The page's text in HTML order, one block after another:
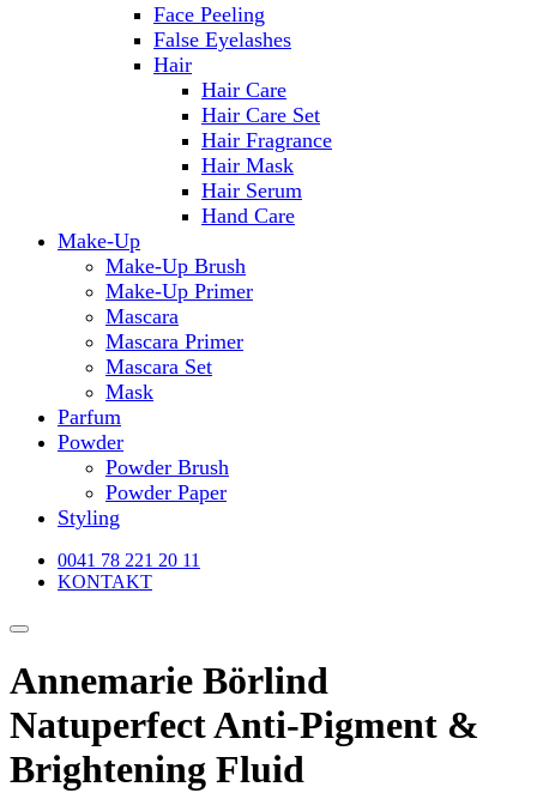
Face Peeling
False Eyelashes
Hair
Hair Care
Hair Care Set
Hair Fragrance
Hair Mask
Hair Serum
Hand Care
Make-Up
Make-Up Brush
Make-Up Primer
Mascara
Mascara Primer
Mascara Set
Mask
Parfum
Powder
Powder Brush
Powder Paper
Styling
0041 78 221 20 11
KONTAKT
Annemarie Börlind
Natuperfect Anti-Pigment &
Brightening Fluid